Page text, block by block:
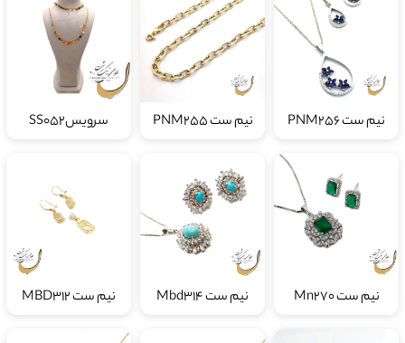
نیم ست PNM256 سرویسSS052
نیم ست Mn270 نیم ست Mbd314